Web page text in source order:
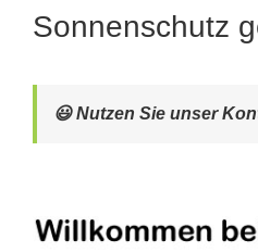
Sonnenschutz
😃 Nutzen Sie unser